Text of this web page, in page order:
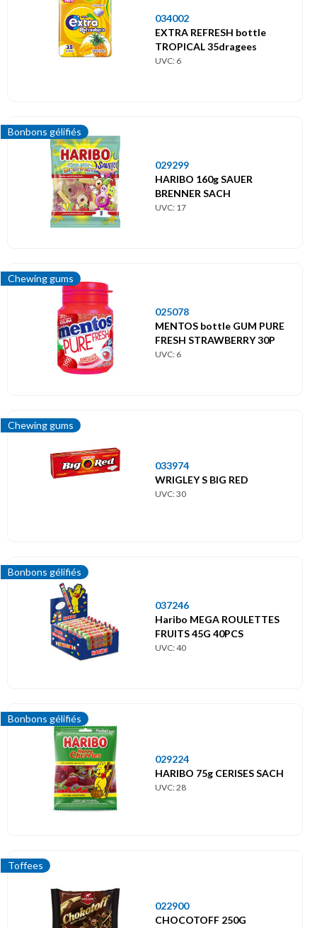
034002
EXTRA REFRESH bottle
TROPICAL 35dragees
UVC: 6
Bonbons gélifiés
029299
HARIBO 160g SAUER
BRENNER SACH
UVC: 17
Chewing gums
025078
MENTOS bottle GUM PURE
FRESH STRAWBERRY 30P
UVC: 6
Chewing gums
033974
WRIGLEY S BIG RED
UVC: 30
Bonbons gélifiés
037246
Haribo MEGA ROULETTES
FRUITS 45G 40PCS
UVC: 40
Bonbons gélifiés
029224
HARIBO 75g CERISES SACH
UVC: 28
Toffees
022900
CHOCOTOFF 250G